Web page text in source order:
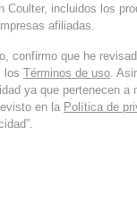
Coulter, incluidos los
afiliadas.
confirmo que he
los Términos de uso.
ya que pertenecen a
en la Política de